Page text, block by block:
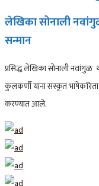
लेखिका सोनाली
सन्मान
प्रसिद्ध लेखिका सोनाली नवांगुळ
कुलकर्णी यांना संस्कृत
करण्यात आले.